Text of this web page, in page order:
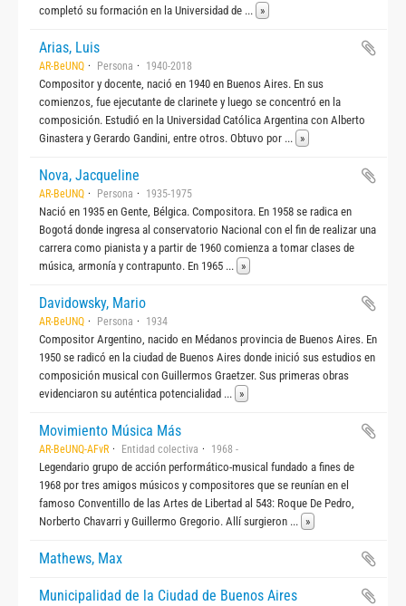
completó su formación en la Universidad de ... »
Arias, Luis
AR-BeUNQ Persona 1940-2018
Compositor y docente, nació en 1940 en Buenos Aires. En sus
comienzos, fue ejecutante de clarinete y luego se concentró en la
composición. Estudió en la Universidad Católica Argentina con Alberto
Ginastera y Gerardo Gandini, entre otros. Obtuvo por ... »
Nova, Jacqueline
AR-BeUNQ Persona 1935-1975
Nació en 1935 en Gente, Bélgica. Compositora. En 1958 se radica en
Bogotá donde ingresa al conservatorio Nacional con el fin de realizar una
carrera como pianista y a partir de 1960 comienza a tomar clases de
música, armonía y contrapunto. En 1965 ... »
Davidowsky, Mario
AR-BeUNQ Persona 1934
Compositor Argentino, nacido en Médanos provincia de Buenos Aires. En
1950 se radicó en la ciudad de Buenos Aires donde inició sus estudios en
composición musical con Guillermos Graetzer. Sus primeras obras
evidenciaron su auténtica potencialidad ... »
Movimiento Música Más
AR-BeUNQ-AFvR Entidad colectiva 1968 -
Legendario grupo de acción performático-musical fundado a fines de
1968 por tres amigos músicos y compositores que se reunían en el
famoso Conventillo de las Artes de Libertad al 543: Roque De Pedro,
Norberto Chavarri y Guillermo Gregorio. Allí surgieron ... »
Mathews, Max
Municipalidad de la Ciudad de Buenos Aires